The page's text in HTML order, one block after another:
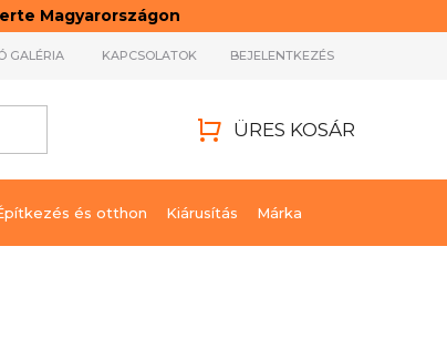
Magyarországon
GALÉRIA KAPCSOLATOK BEJELENTKEZÉS
ÜRES KOSÁR
és otthon Kiárusítás Márka